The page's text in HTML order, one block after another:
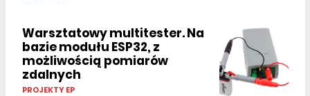
Warsztatowy multitester. Na
bazie modułu ESP32, z
możliwością pomiarów
zdalnych
PROJEKTY EP